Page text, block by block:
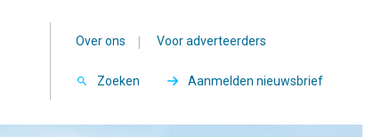
Over ons | Voor adverteerders
Zoeken Aanmelden nieuwsbrief